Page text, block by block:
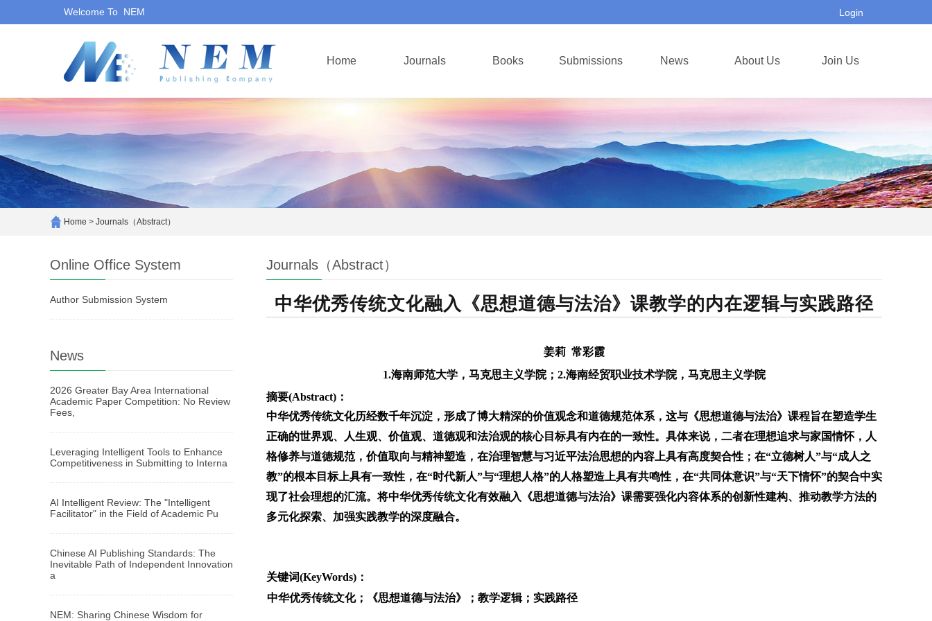
Welcome To NEM Login
Home Journals Books Submissions News About Us Join Us
Home > Journals（Abstract）
Online Office System
Author Submission System
News
2026 Greater Bay Area International
Academic Paper Competition: No Review
Fees,
Leveraging Intelligent Tools to Enhance
Competitiveness in Submitting to Interna
AI Intelligent Review: The "Intelligent
Facilitator" in the Field of Academic Pu
Chinese AI Publishing Standards: The
Inevitable Path of Independent Innovation
a
NEM: Sharing Chinese Wisdom for
Journals（Abstract）
中华优秀传统文化融入《思想道德与法治》课教学的内在逻辑与实践路径
姜莉 常彩霞
1.海南师范大学，马克思主义学院；2.海南经贸职业技术学院，马克思主义学院
摘要(Abstract)：
中华优秀传统文化历经数千年沉淀，形成了博大精深的价值观念和道德规范体系，这与《思想道德与法治》课程旨在塑造学生
正确的世界观、人生观、价值观、道德观和法治观的核心目标具有内在的一致性。具体来说，二者在理想追求与家国情怀，人
格修养与道德规范，价值取向与精神塑造，在治理智慧与习近平法治思想的内容上具有高度契合性；在“立德树人”与“成人之
教”的根本目标上具有一致性，在“时代新人”与“理想人格”的人格塑造上具有共鸣性，在“共同体意识”与“天下情怀”的契合中实
现了社会理想的汇流。将中华优秀传统文化有效融入《思想道德与法治》课需要强化内容体系的创新性建构、推动教学方法的
多元化探索、加强实践教学的深度融合。
关键词(KeyWords)：
中华优秀传统文化；《思想道德与法治》；教学逻辑；实践路径